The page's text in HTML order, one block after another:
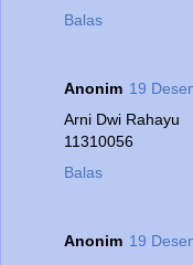
Balas
Anonim 19
Arni Dwi Rahayu
11310056
Balas
Anonim 19